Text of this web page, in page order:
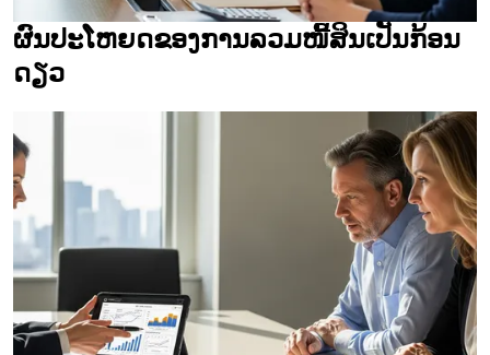
ຜົນປະໂຫຍດຂອງການລວມໜີ້ສິນເປັນກ້ອນ
ດຽວ